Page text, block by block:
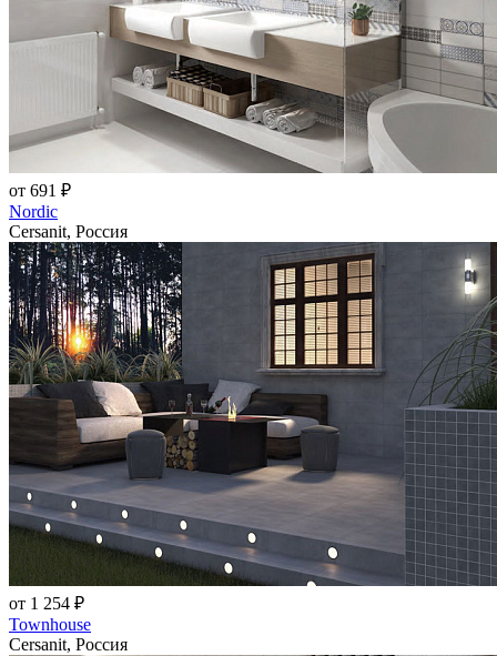
от 691 ₽
Nordic
Cersanit, Россия
от 1 254 ₽
Townhouse
Cersanit, Россия